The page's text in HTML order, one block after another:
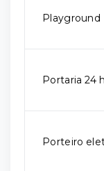
Playground
Portaria 24
Porteiro